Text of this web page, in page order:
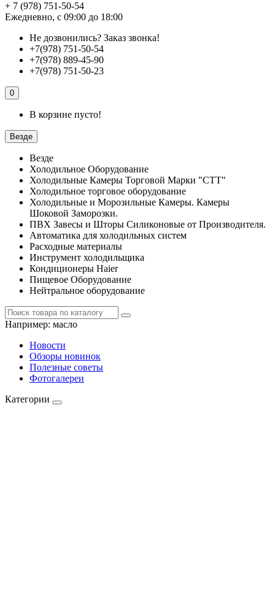
+ 7 (978) 751-50-54
Ежедневно, с 09:00 до 18:00
Не дозвонились? Заказ звонка!
+7(978) 751-50-54
+7(978) 889-45-90
+7(978) 751-50-23
0
В корзине пусто!
Везде
Везде
Холодильное Оборудование
Холодильные Камеры Торговой Марки "СТТ"
Холодильное торговое оборудование
Холодильные и Морозильные Камеры. Камеры
Шоковой Заморозки.
ПВХ Завесы и Шторы Силиконовые от Производителя.
Автоматика для холодильных систем
Расходные материалы
Инструмент холодильщика
Кондиционеры Haier
Пищевое Оборудование
Нейтральное оборудование
Например: масло
Новости
Обзоры новинок
Полезные советы
Фотогалереи
Категории